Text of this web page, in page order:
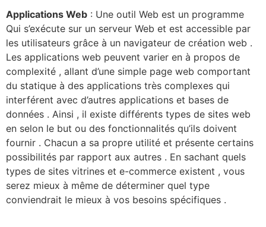
Applications Web : Une outil Web est un programme
Qui s’exécute sur un serveur Web et est accessible par
les utilisateurs grâce à un navigateur de création web .
Les applications web peuvent varier en à propos de
complexité , allant d’une simple page web comportant
du statique à des applications très complexes qui
interférent avec d’autres applications et bases de
données . Ainsi , il existe différents types de sites web
en selon le but ou des fonctionnalités qu’ils doivent
fournir . Chacun a sa propre utilité et présente certains
possibilités par rapport aux autres . En sachant quels
types de sites vitrines et e-commerce existent , vous
serez mieux à même de déterminer quel type
conviendrait le mieux à vos besoins spécifiques .